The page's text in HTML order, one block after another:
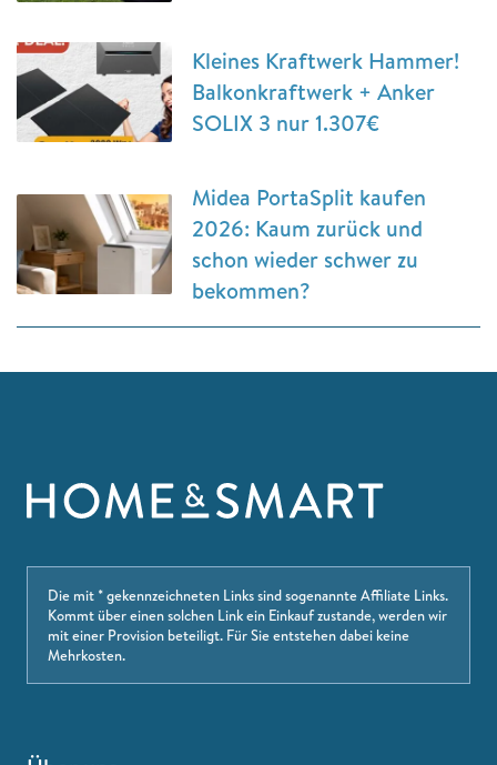
Kleines Kraftwerk Hammer!
Balkonkraftwerk + Anker
SOLIX 3 nur 1.307€
Midea PortaSplit kaufen
2026: Kaum zurück und
schon wieder schwer zu
bekommen?
Die mit * gekennzeichneten Links sind sogenannte Affiliate Links.
Kommt über einen solchen Link ein Einkauf zustande, werden wir
mit einer Provision beteiligt. Für Sie entstehen dabei keine
Mehrkosten.